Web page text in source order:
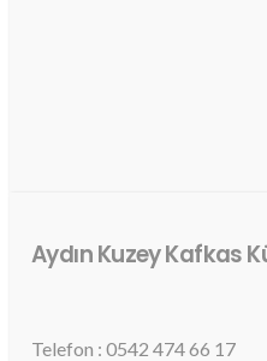
Aydın Kuzey Kafkas
Telefon : 0542 474 66 17